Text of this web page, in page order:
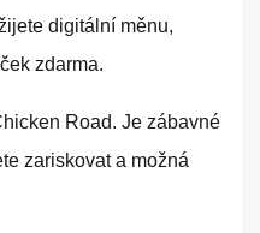
digitální měnu,
zdarma.
Road. Je zábavné
zariskovat a možná